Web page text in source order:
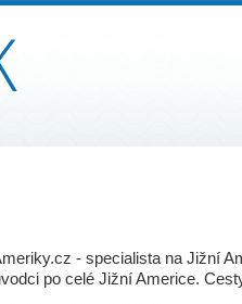
- specialista na Jižní
po celé Jižní Americe.